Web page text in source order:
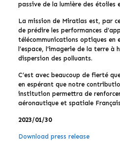
passive de la lumière des étoiles
La mission de Miratlas est, par
de prédire les performances
télécommunications optiques en
l’espace, l’imagerie de la terre à
dispersion des polluants.
C’est avec beaucoup de fierté
en espérant que notre
institution permettra de
aéronautique et spatiale
2023/01/30
Download press release